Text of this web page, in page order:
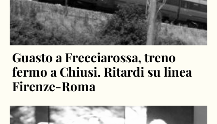
Guasto a Frecciarossa, treno
fermo a Chiusi. Ritardi su linea
Firenze-Roma